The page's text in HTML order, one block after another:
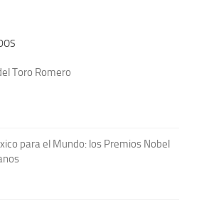
Toro Romero
para el Mundo: los Premios Nobel